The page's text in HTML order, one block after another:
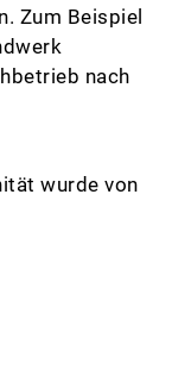
Zum Beispiel
nach
wurde von